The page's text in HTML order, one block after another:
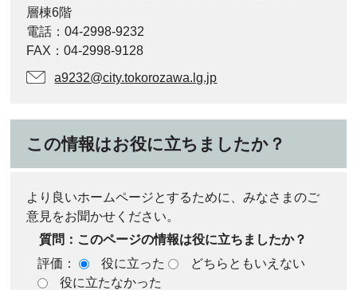
層棟6階
電話：04-2998-9232
FAX：04-2998-9128
a9232@city.tokorozawa.lg.jp
この情報はお役に立ちましたか？
より良いホームページとするために、みなさまのご
意見をお聞かせください。
質問：このページの情報は役に立ちましたか？
評価：
役に立った
どちらともいえない
役に立たなかった